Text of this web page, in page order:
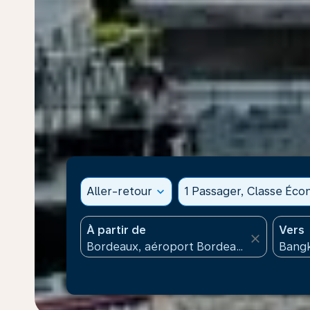
Aller-retour expand_more 1 Passager, Classe
À partir de
close
Vers